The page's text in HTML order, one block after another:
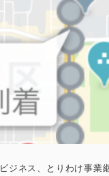
ジネス、とりわけ事業